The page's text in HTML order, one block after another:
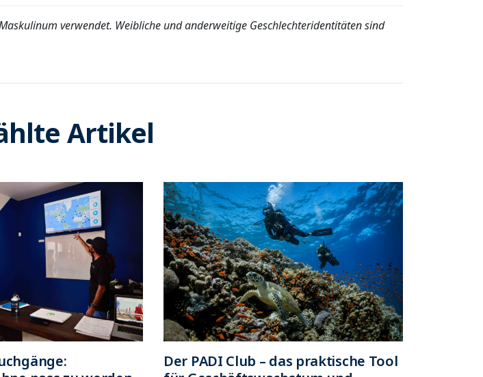
verwendet. Weibliche und anderweitige Geschlechteridentitäten sind
Artikel
Der PADI Club – das praktische Tool